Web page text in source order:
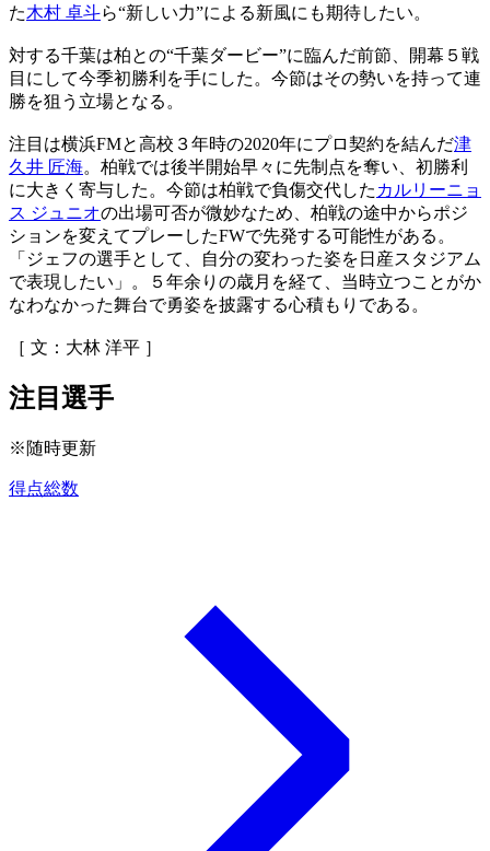
た木村 卓斗ら“新しい力”による新風にも期待したい。
対する千葉は柏との“千葉ダービー”に臨んだ前節、開幕５戦
目にして今季初勝利を手にした。今節はその勢いを持って連
勝を狙う立場となる。
注目は横浜FMと高校３年時の2020年にプロ契約を結んだ津
久井 匠海。柏戦では後半開始早々に先制点を奪い、初勝利
に大きく寄与した。今節は柏戦で負傷交代した カルリーニョ
ス ジュニオの出場可否が微妙なため、柏戦の途中からポジ
ションを変えてプレーしたFWで先発する可能性がある。
「ジェフの選手として、自分の変わった姿を日産スタジアム
で表現したい」。５年余りの歳月を経て、当時立つことがか
なわなかった舞台で勇姿を披露する心積もりである。
［ 文：大林 洋平 ］
注目選手
※随時更新
得点総数